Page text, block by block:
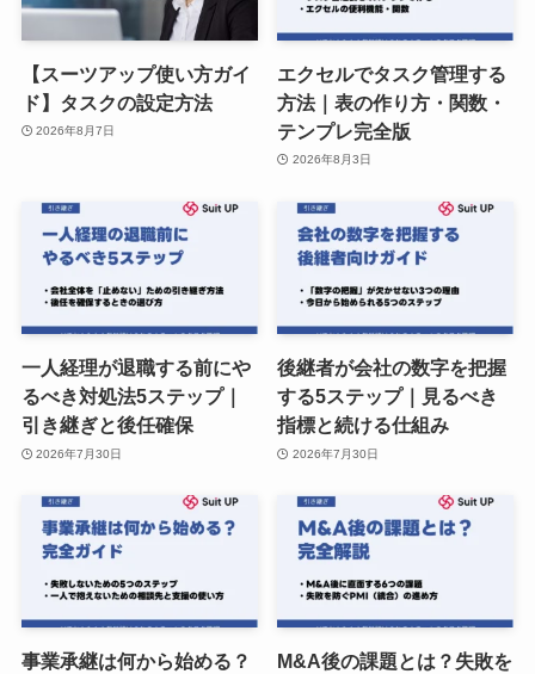
【スーツアップ使い方ガイ
ド】タスクの設定方法
2026年8月7日
エクセルでタスク管理する
方法｜表の作り方・関数・
テンプレ完全版
2026年8月3日
一人経理が退職する前にや
るべき対処法5ステップ｜
引き継ぎと後任確保
2026年7月30日
後継者が会社の数字を把握
する5ステップ｜見るべき
指標と続ける仕組み
2026年7月30日
事業承継は何から始める？
M&A後の課題とは？失敗を